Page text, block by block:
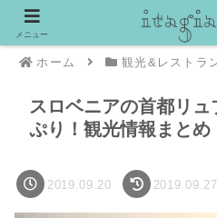
ホーム 観光&レストラ
スロベニアの首都リ
ぷり！観光情報まとめ
2019.09.20 2019.09.27
メニュー